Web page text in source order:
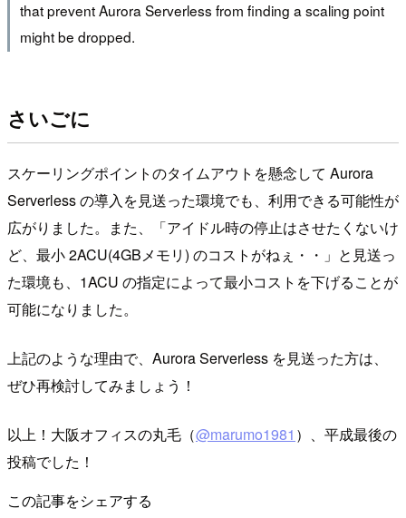
that prevent Aurora Serverless from finding a scaling point
might be dropped.
さいごに
スケーリングポイントのタイムアウトを懸念して Aurora
Serverless の導入を見送った環境でも、利用できる可能性が
広がりました。また、「アイドル時の停止はさせたくないけ
ど、最小 2ACU(4GBメモリ) のコストがねぇ・・」と見送っ
た環境も、1ACU の指定によって最小コストを下げることが
可能になりました。
上記のような理由で、Aurora Serverless を見送った方は、
ぜひ再検討してみましょう！
以上！大阪オフィスの丸毛（@marumo1981 ）、平成最後の
投稿でした！
この記事をシェアする